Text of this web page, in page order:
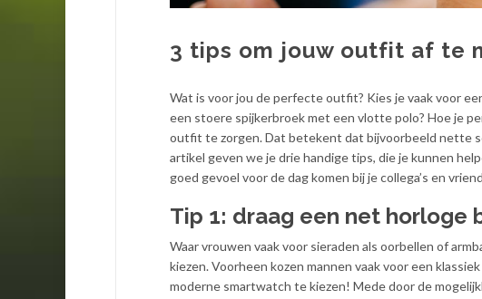
3 tips om jouw outfit af te
Wat is voor jou de perfecte outfit? Kies je vaak voor
een stoere spijkerbroek met een vlotte polo? Hoe je
outfit te zorgen. Dat betekent dat bijvoorbeeld nette
artikel geven we je drie handige tips, die je kunnen
goed gevoel voor de dag komen bij je collega’s en
Tip 1: draag een net horloge
Waar vrouwen vaak voor sieraden als oorbellen of
kiezen. Voorheen kozen mannen vaak voor een
moderne smartwatch te kiezen! Mede door de